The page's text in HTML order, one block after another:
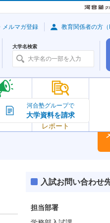
学
大学の今
トピック＆
レポート
大学名検索
メルマガ登録 教育関係者の方（
河合塾グループで
大学資料を請求
入試お問い合わせ
担当部署